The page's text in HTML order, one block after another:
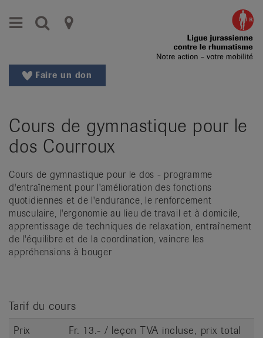
vers
au
Aller
Changer
région
Changer
de
langue:
de
Faire un don
Cours de gymnastique pour le
dos Courroux
Cours de gymnastique pour le dos - programme
d'entraînement pour l'amélioration des fonctions
quotidiennes et de l'endurance, le renforcement
musculaire, l'ergonomie au lieu de travail et à domicile,
apprentissage de techniques de relaxation, entraînement
de l'équilibre et de la coordination, vaincre les
appréhensions à bouger
Tarif du cours
Prix
Fr. 13.- / leçon TVA incluse, prix total
Menu Recherche
Ligues
contre
le
|
Organisations
nationales
de
patients